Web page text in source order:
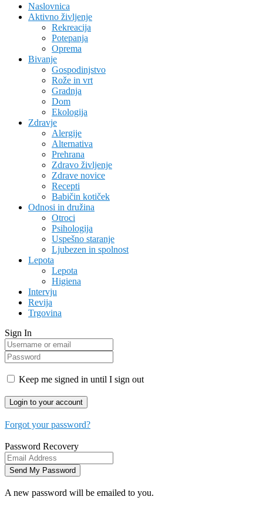
Naslovnica
Aktivno življenje
Rekreacija
Potepanja
Oprema
Bivanje
Gospodinjstvo
Rože in vrt
Gradnja
Dom
Ekologija
Zdravje
Alergije
Alternativa
Prehrana
Zdravo življenje
Zdrave novice
Recepti
Babičin kotiček
Odnosi in družina
Otroci
Psihologija
Uspešno staranje
Ljubezen in spolnost
Lepota
Lepota
Higiena
Intervju
Revija
Trgovina
Sign In
Keep me signed in until I sign out
Forgot your password?
Password Recovery
A new password will be emailed to you.